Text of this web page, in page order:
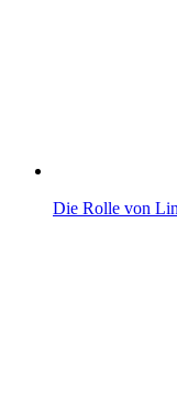
Die Rolle von